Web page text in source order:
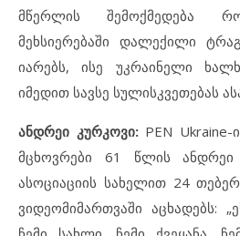
მწერლის შემოქმედება
მეხსიერებაში დალექილი
იარებს, ისე უკრაინელი
იმედით სავსე სულისკვეთებას
ანდრეი კურკოვი:PEN Ukraine-
მცხოვრები 61 წლის
ასოციაციის სახელით 24
ვიდეომიმართვაში აცხადებს: